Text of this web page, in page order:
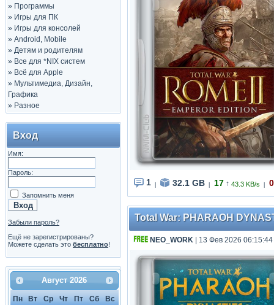
» Программы
» Игры для ПК
» Игры для консолей
» Android, Mobile
» Детям и родителям
» Все для *NIX систем
» Всё для Apple
» Мультимедиа, Дизайн,
Графика
» Разное
Вход
Имя:
Пароль:
Запомнить меня
Забыли пароль?
Ещё не зарегистрированы?
Можете сделать это бесплатно!
Август 2026
Пн Вт Ср Чт Пт Сб
Вс
1 32.1 GB 17 ↑ 43.3 KB/s 0
Total War: PHARAOH
NEO_WORK | 13 Фев 2026 06:15:44